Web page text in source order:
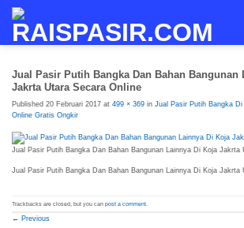
content
Jual Pasir Putih Bangka Dan Bahan Bangunan
Jakrta Utara Secara Online
Published 20 Februari 2017 at 499 × 369 in Jual Pasir Putih Bangka
Online Gratis Ongkir
Jual Pasir Putih Bangka Dan Bahan Bangunan Lainnya Di Koja Jakrta
Jual Pasir Putih Bangka Dan Bahan Bangunan Lainnya Di Koja Jakrta
Trackbacks are closed, but you can post a comment.
← Previous